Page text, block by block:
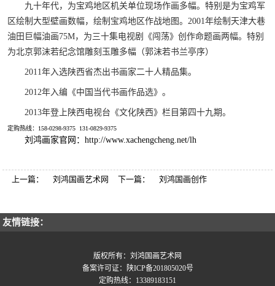
九十年代，为宝鸡地区机关单位现场作画多幅。特别是为宝鸡军
区绘制大型壁画数幅，绘制宝鸡地区作战地图。2001年绘制天津大巷
油田巨幅油画75M，为三十集电视剧《闯荡》创作命题画两幅。特别
为北京郭沫若纪念馆雕刻玉雕多幅（郭沫若书兰亭序）
2011年入选陕西省杰出书画家二十人精品集。
2012年入编《中国当代书画作品选》。
2013年登上陕西电视台《文化陕西》栏目第四十九期。
定购热线：158-0298-9375 131-0829-9375
刘鸿画家官网：http://www.xachengcheng.net/lh
上一篇： 刘鸿国画艺术网 下一篇： 刘鸿国画创作
友情链接：
版权所有：刘鸿国画艺术网
备案许可证：陕ICP备201805020号
定购热线：13389183151